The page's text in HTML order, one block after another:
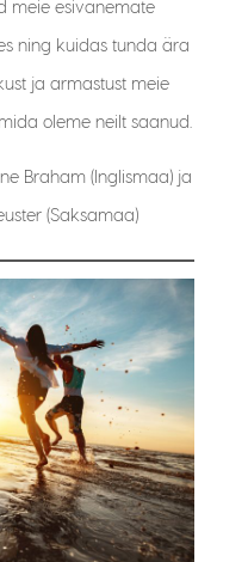
meie esivanemate
ning kuidas tunda ära
ja armastust meie
oleme neilt saanud.
Braham (Inglismaa) ja
(Saksamaa)